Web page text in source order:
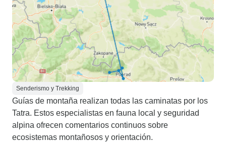
Senderismo y Trekking
Guías de montaña realizan todas las caminatas por los
Tatra. Estos especialistas en fauna local y seguridad
alpina ofrecen comentarios continuos sobre
ecosistemas montañosos y orientación.